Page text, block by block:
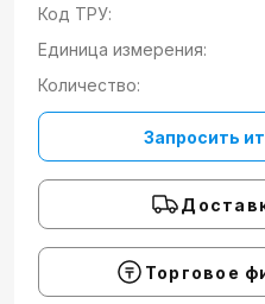
Код ТРУ:
Единица измерения:
Количество:
Запросить
Торговое